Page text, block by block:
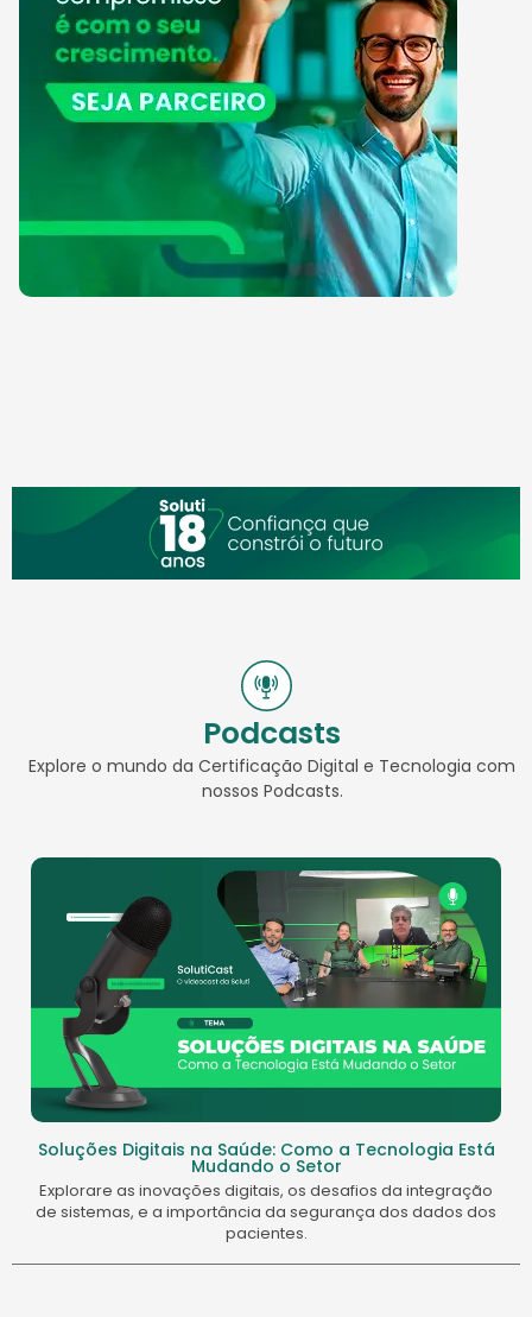
Podcasts
Explore o mundo da Certificação Digital e Tecnologia com
nossos Podcasts.
Soluções Digitais na Saúde: Como a Tecnologia Está
Mudando o Setor
Explorare as inovações digitais, os desafios da integração
de sistemas, e a importância da segurança dos dados dos
pacientes.